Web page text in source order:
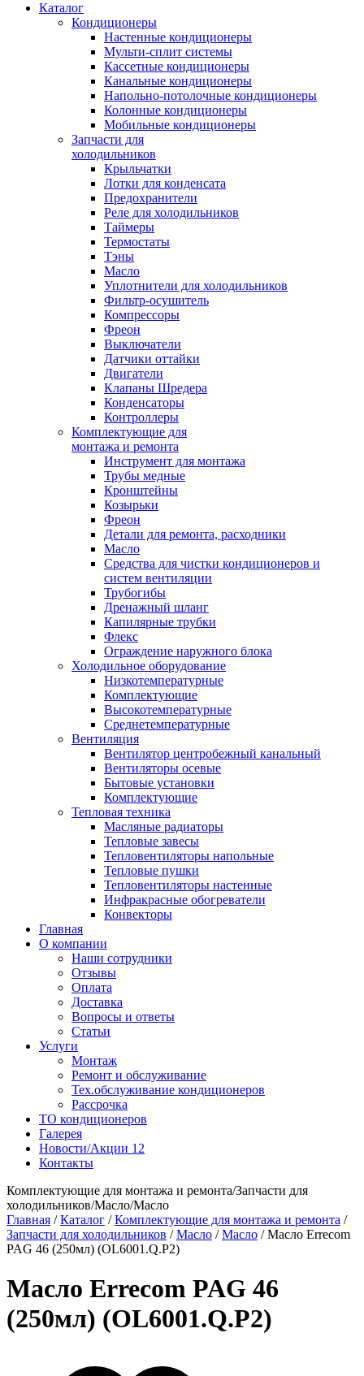
Каталог
Кондиционеры
Настенные кондиционеры
Мульти-сплит системы
Кассетные кондиционеры
Канальные кондиционеры
Напольно-потолочные кондиционеры
Колонные кондиционеры
Мобильные кондиционеры
Запчасти для
холодильников
Крыльчатки
Лотки для конденсата
Предохранители
Реле для холодильников
Таймеры
Термостаты
Тэны
Масло
Уплотнители для холодильников
Фильтр-осушитель
Компрессоры
Фреон
Выключатели
Датчики оттайки
Двигатели
Клапаны Шредера
Конденсаторы
Контроллеры
Комплектующие для
монтажа и ремонта
Инструмент для монтажа
Трубы медные
Кронштейны
Козырьки
Фреон
Детали для ремонта, расходники
Масло
Средства для чистки кондиционеров и
систем вентиляции
Трубогибы
Дренажный шланг
Капилярные трубки
Флекс
Ограждение наружного блока
Холодильное оборудование
Низкотемпературные
Комплектующие
Высокотемпературные
Среднетемпературные
Вентиляция
Вентилятор центробежный канальный
Вентиляторы осевые
Бытовые установки
Комплектующие
Тепловая техника
Масляные радиаторы
Тепловые завесы
Тепловентиляторы напольные
Тепловые пушки
Тепловентиляторы настенные
Инфракрасные обогреватели
Конвекторы
Главная
О компании
Наши сотрудники
Отзывы
Оплата
Доставка
Вопросы и ответы
Статьи
Услуги
Монтаж
Ремонт и обслуживание
Тех.обслуживание кондиционеров
Рассрочка
ТО кондиционеров
Галерея
Новости/Акции 12
Контакты
Комплектующие для монтажа и ремонта/Запчасти для
холодильников/Масло/Масло
Главная /Каталог /Комплектующие для монтажа и ремонта /
Запчасти для холодильников /Масло /Масло /Масло Errecom
PAG 46 (250мл) (OL6001.Q.P2)
Масло Errecom PAG 46
(250мл) (OL6001.Q.P2)